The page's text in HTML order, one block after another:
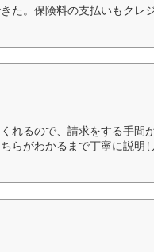
た。保険料の支払いもクレ
れるので、請求をする手間
らがわかるまで丁寧に説明